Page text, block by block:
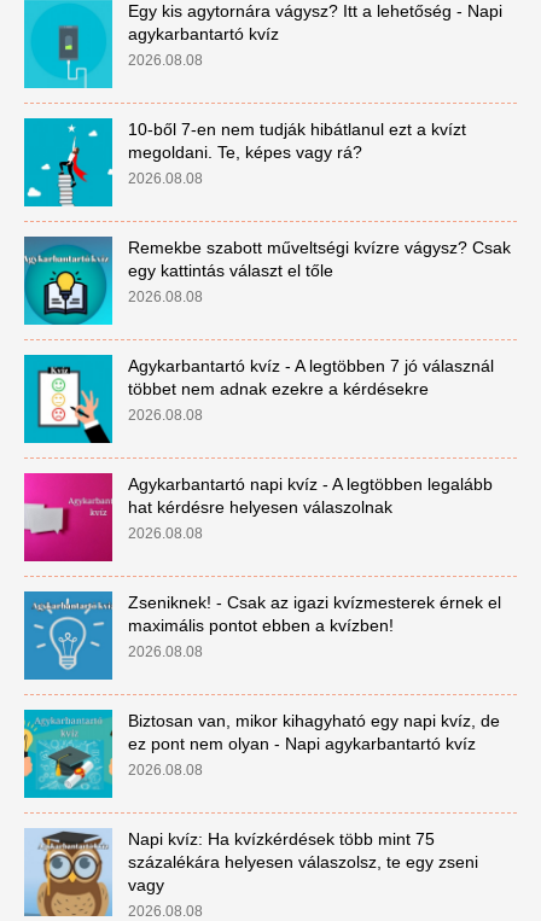
Egy kis agytornára vágysz? Itt a lehetőség - Napi
agykarbantartó kvíz
2026.08.08
10-ből 7-en nem tudják hibátlanul ezt a kvízt
megoldani. Te, képes vagy rá?
2026.08.08
Remekbe szabott műveltségi kvízre vágysz? Csak
egy kattintás választ el tőle
2026.08.08
Agykarbantartó kvíz - A legtöbben 7 jó válasznál
többet nem adnak ezekre a kérdésekre
2026.08.08
Agykarbantartó napi kvíz - A legtöbben legalább
hat kérdésre helyesen válaszolnak
2026.08.08
Zseniknek! - Csak az igazi kvízmesterek érnek el
maximális pontot ebben a kvízben!
2026.08.08
Biztosan van, mikor kihagyható egy napi kvíz, de
ez pont nem olyan - Napi agykarbantartó kvíz
2026.08.08
Napi kvíz: Ha kvízkérdések több mint 75
százalékára helyesen válaszolsz, te egy zseni
vagy
2026.08.08